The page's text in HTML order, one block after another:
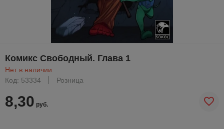
Комикс Свободный. Глава 1
Нет в наличии
Код: 53334
Розница
8,30 руб.